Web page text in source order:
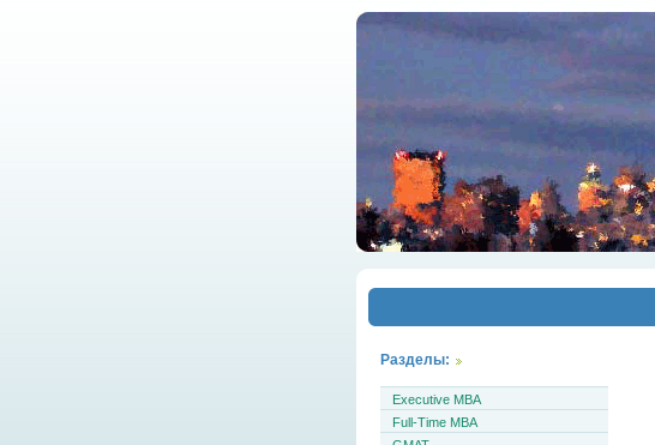
Разделы:
Executive MBA
Full-Time MBA